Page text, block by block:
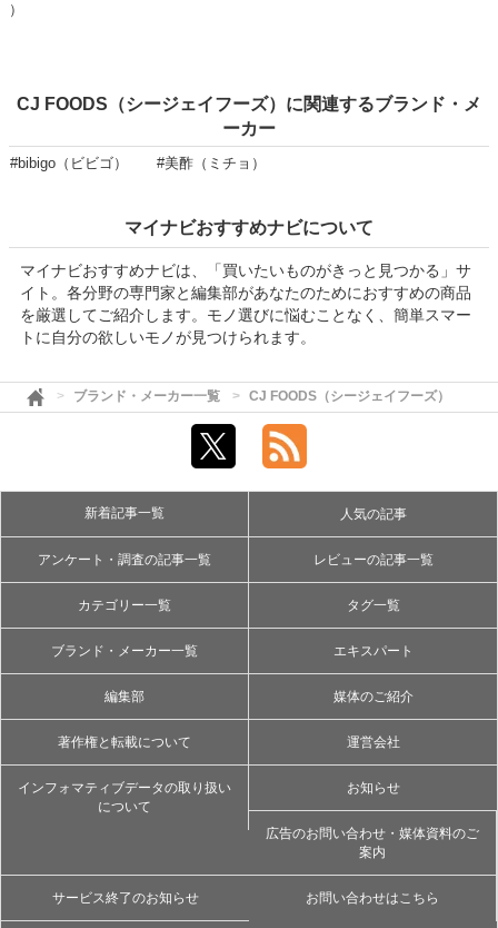
）
CJ FOODS（シージェイフーズ）に関連するブランド・メ
ーカー
#bibigo（ビビゴ） #美酢（ミチョ）
マイナビおすすめナビについて
マイナビおすすめナビは、「買いたいものがきっと見つかる」サ
イト。各分野の専門家と編集部があなたのためにおすすめの商品
を厳選してご紹介します。モノ選びに悩むことなく、簡単スマー
トに自分の欲しいモノが見つけられます。
ブランド・メーカー一覧 CJ FOODS（シージェイフーズ）
新着記事一覧 人気の記事
アンケート・調査の記事一覧 レビューの記事一覧
カテゴリー一覧 タグ一覧
ブランド・メーカー一覧 エキスパート
編集部 媒体のご紹介
著作権と転載について 運営会社
インフォマティブデータの取り扱い
について
お知らせ
広告のお問い合わせ・媒体資料のご
案内
サービス終了のお知らせ お問い合わせはこちら